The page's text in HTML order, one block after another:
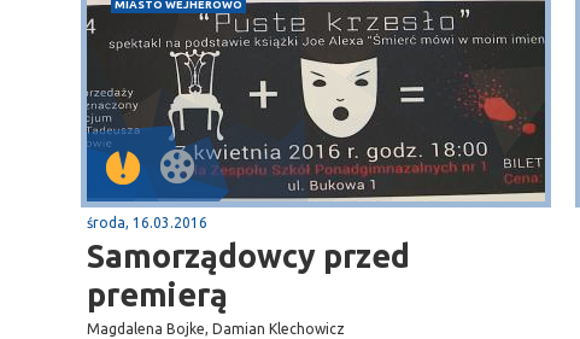
MIASTO WEJHEROWO
środa, 16.03.2016
Samorządowcy przed
premierą
Magdalena Bojke, Damian Klechowicz